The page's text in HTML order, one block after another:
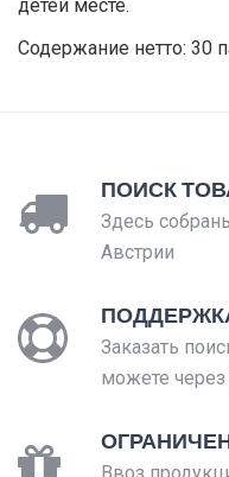
детей месте.
Содержание нетто: 30
ПОИСК
Здесь
Австрии
Заказать
можете